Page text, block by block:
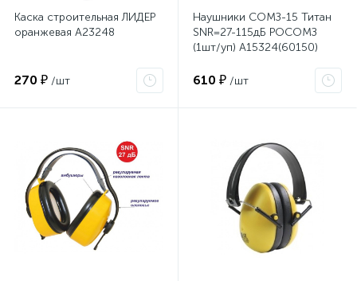
Каска строительная ЛИДЕР
оранжевая А23248
270 ₽ /шт
Наушники СОМЗ-15 Титан
SNR=27-115дБ РОСОМЗ
(1шт/уп) А15324(60150)
610 ₽ /шт